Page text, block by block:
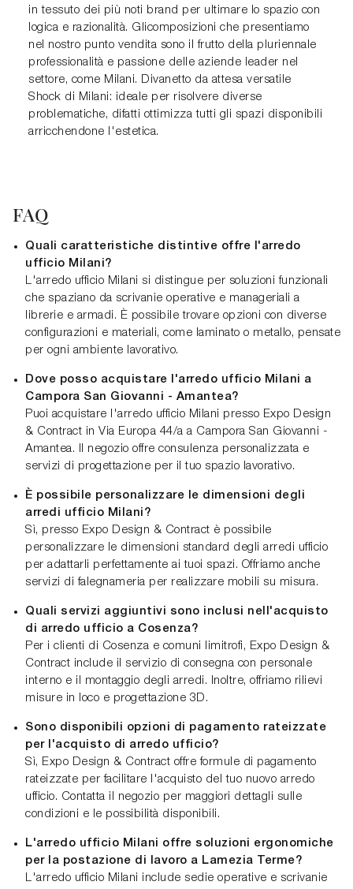
in tessuto dei più noti brand per ultimare lo spazio con
logica e razionalità. Glicomposizioni che presentiamo
nel nostro punto vendita sono il frutto della pluriennale
professionalità e passione delle aziende leader nel
settore, come Milani. Divanetto da attesa versatile
Shock di Milani: ideale per risolvere diverse
problematiche, difatti ottimizza tutti gli spazi disponibili
arricchendone l'estetica.
FAQ
Quali caratteristiche distintive offre l'arredo
ufficio Milani?
L'arredo ufficio Milani si distingue per soluzioni funzionali
che spaziano da scrivanie operative e manageriali a
librerie e armadi. È possibile trovare opzioni con diverse
configurazioni e materiali, come laminato o metallo, pensate
per ogni ambiente lavorativo.
Dove posso acquistare l'arredo ufficio Milani a
Campora San Giovanni - Amantea?
Puoi acquistare l'arredo ufficio Milani presso Expo Design
& Contract in Via Europa 44/a a Campora San Giovanni -
Amantea. Il negozio offre consulenza personalizzata e
servizi di progettazione per il tuo spazio lavorativo.
È possibile personalizzare le dimensioni degli
arredi ufficio Milani?
Sì, presso Expo Design & Contract è possibile
personalizzare le dimensioni standard degli arredi ufficio
per adattarli perfettamente ai tuoi spazi. Offriamo anche
servizi di falegnameria per realizzare mobili su misura.
Quali servizi aggiuntivi sono inclusi nell'acquisto
di arredo ufficio a Cosenza?
Per i clienti di Cosenza e comuni limitrofi, Expo Design &
Contract include il servizio di consegna con personale
interno e il montaggio degli arredi. Inoltre, offriamo rilievi
misure in loco e progettazione 3D.
Sono disponibili opzioni di pagamento rateizzate
per l'acquisto di arredo ufficio?
Sì, Expo Design & Contract offre formule di pagamento
rateizzate per facilitare l'acquisto del tuo nuovo arredo
ufficio. Contatta il negozio per maggiori dettagli sulle
condizioni e le possibilità disponibili.
L'arredo ufficio Milani offre soluzioni ergonomiche
per la postazione di lavoro a Lamezia Terme?
L'arredo ufficio Milani include sedie operative e scrivanie